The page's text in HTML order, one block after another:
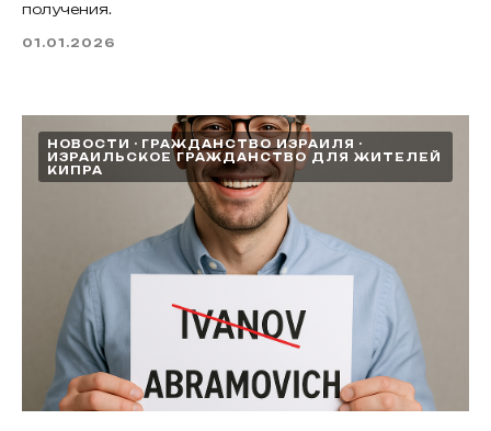
получения.
01.01.2026
НОВОСТИ
ГРАЖДАНСТВО ИЗРАИЛЯ
ИЗРАИЛЬСКОЕ ГРАЖДАНСТВО ДЛЯ ЖИТЕЛЕЙ
КИПРА